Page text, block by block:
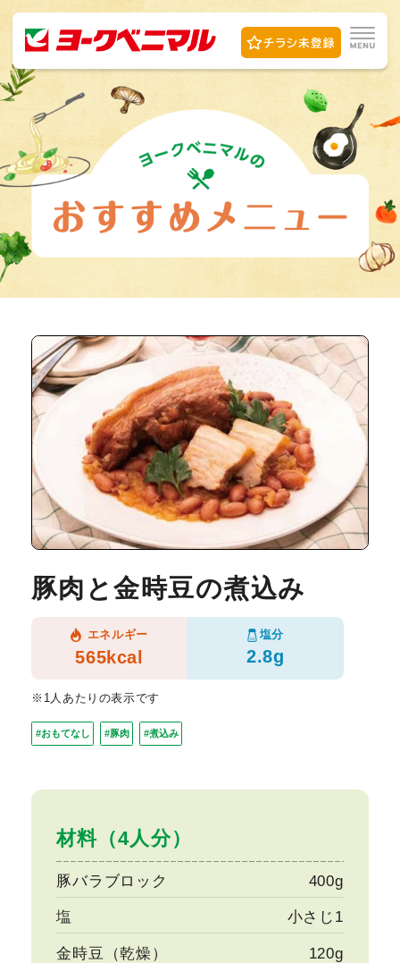
材料（4人分）
豚バラブロック 400g
塩 小さじ1
金時豆（乾燥） 120g
豚肉と金時豆の煮込み
エネルギー
565kcal
塩分
2.8g
※1人あたりの表示です
#おもてなし #豚肉 #煮込み